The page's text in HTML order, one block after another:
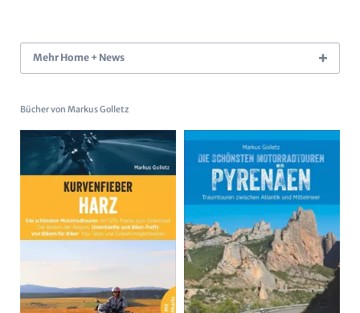
Mehr Home + News
Bücher von Markus Golletz